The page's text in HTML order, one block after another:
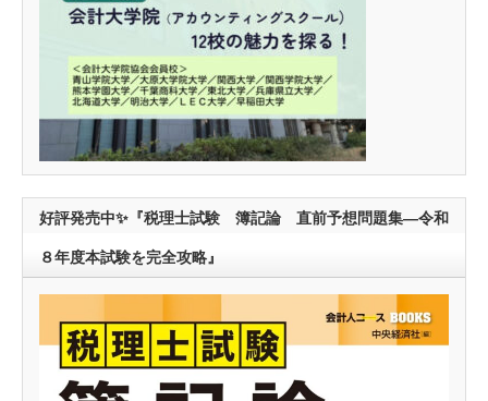
好評発売中✨『税理士試験 簿記論 直前予想問題集―令和
８年度本試験を完全攻略』